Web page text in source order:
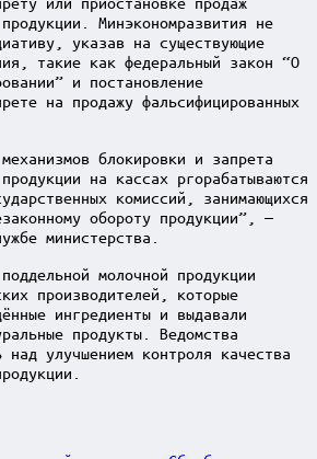
Минэкономразвития не
указав на существующие
такие как федеральный закон “О
и постановление
на продажу фальсифицированных
блокировки и запрета
на кассах proрабатываются
комиссий, занимающихся
обороту продукции”, —
министерства.
молочной продукции
производителей, которые
ингредиенты и выдавали
продукты. Ведомства
над улучшением контроля качества